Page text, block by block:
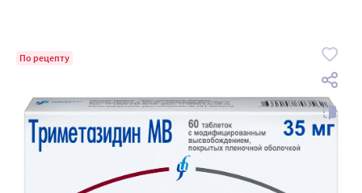
По рецепту